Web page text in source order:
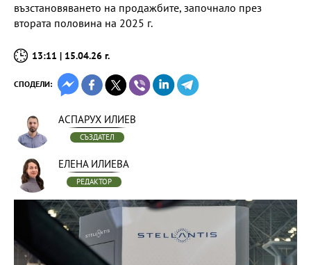
възстановяването на продажбите, започнало през
втората половина на 2025 г.
13:11 | 15.04.26 г.
СПОДЕЛИ:
АСПАРУХ ИЛИЕВ
СЪЗДАТЕЛ
ЕЛЕНА ИЛИЕВА
РЕДАКТОР